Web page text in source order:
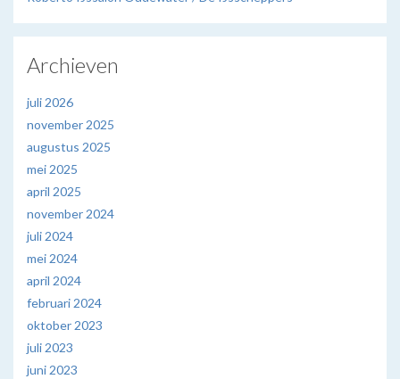
Archieven
juli 2026
november 2025
augustus 2025
mei 2025
april 2025
november 2024
juli 2024
mei 2024
april 2024
februari 2024
oktober 2023
juli 2023
juni 2023